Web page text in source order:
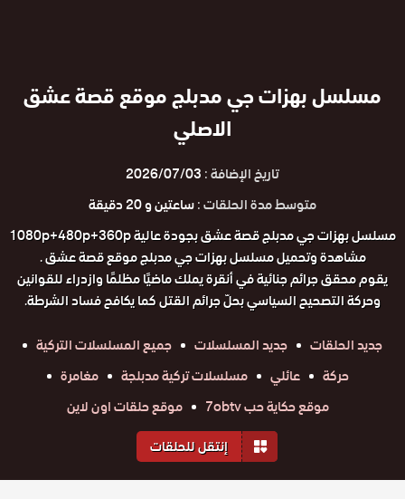
مسلسل بهزات جي مدبلج موقع قصة عشق
الاصلي
تاريخ الإضافة :2026/07/03
متوسط مدة الحلقات :ساعتين و 20 دقيقة
مسلسل بهزات جي مدبلج قصة عشق بجودة عالية 1080p+480p+360p
مشاهدة وتحميل مسلسل بهزات جي مدبلج موقع قصة عشق .
يقوم محقق جرائم جنائية في أنقرة يملك ماضيًا مظلمًا وازدراء للقوانين
وحركة التصحيح السياسي بحلّ جرائم القتل كما يكافح فساد الشرطة.
جديد الحلقات
جديد المسلسلات
جميع المسلسلات التركية
حركة
عائلي مسلسلات تركية مدبلجة
مغامرة
موقع حكاية حب 7obtv
موقع حلقات اون لاين
إنتقل للحلقات